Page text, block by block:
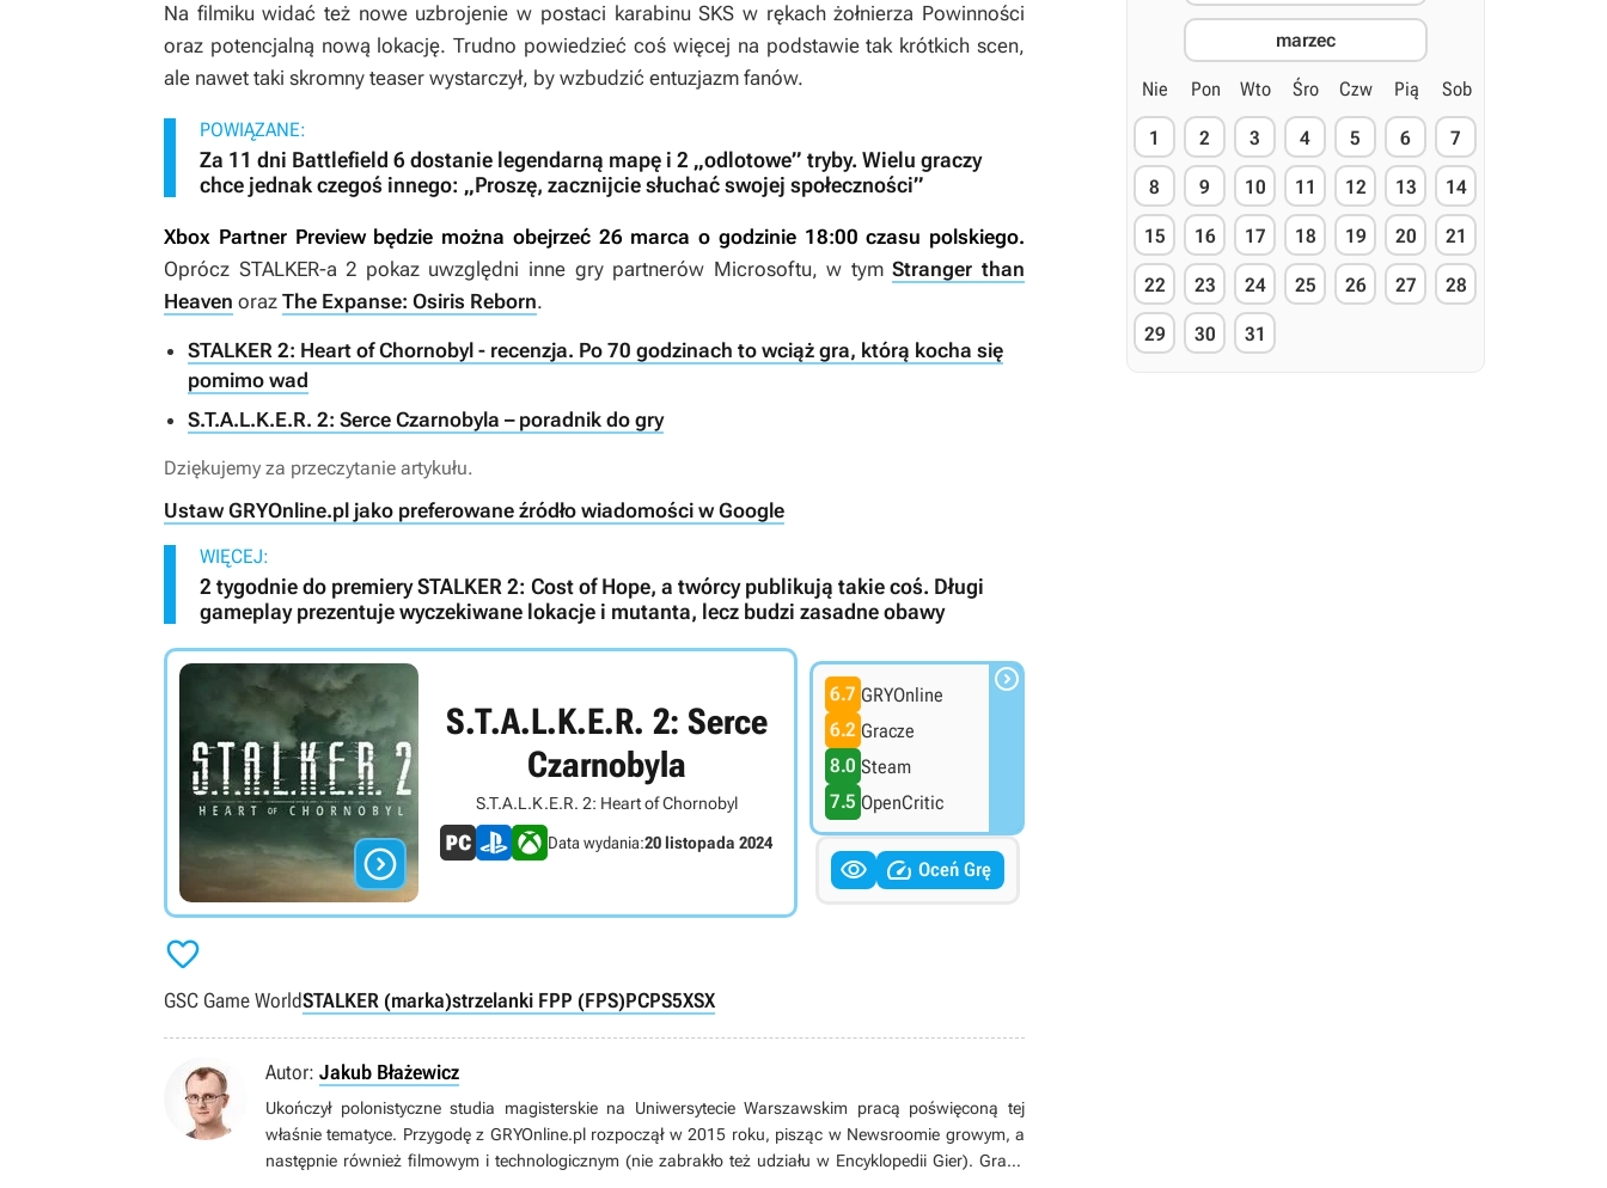
Na filmiku widać też nowe uzbrojenie w postaci karabinu SKS w rękach żołnierza Powinności
oraz potencjalną nową lokację. Trudno powiedzieć coś więcej na podstawie tak krótkich scen,
ale nawet taki skromny teaser wystarczył, by wzbudzić entuzjazm fanów.
POWIĄZANE:
Za 11 dni Battlefield 6 dostanie legendarną mapę i 2 „odlotowe” tryby. Wielu graczy
chce jednak czegoś innego: „Proszę, zacznijcie słuchać swojej społeczności”
Xbox Partner Preview będzie można obejrzeć 26 marca o godzinie 18:00 czasu polskiego.
Oprócz STALKER-a 2 pokaz uwzględni inne gry partnerów Microsoftu, w tymStranger than
Heaven oraz The Expanse: Osiris Reborn.
STALKER 2: Heart of Chornobyl - recenzja. Po 70 godzinach to wciąż gra, którą kocha się
pomimo wad
S.T.A.L.K.E.R. 2: Serce Czarnobyla – poradnik do gry
Dziękujemy za przeczytanie artykułu.
Ustaw GRYOnline.pl jako preferowane źródło wiadomości w Google
WIĘCEJ:
2 tygodnie do premiery STALKER 2: Cost of Hope, a twórcy publikują takie coś. Długi
gameplay prezentuje wyczekiwane lokacje i mutanta, lecz budzi zasadne obawy

S.T.A.L.K.E.R. 2: Serce
Czarnobyla
S.T.A.L.K.E.R. 2: Heart of Chornobyl
Data wydania:20 listopada 2024
6.7 GRYOnline
6.2 Gracze
8.0 Steam
7.5 OpenCritic

  Oceń Grę

GSC Game WorldSTALKER (marka)strzelanki FPP (FPS)PCPS5XSX
Autor: Jakub Błażewicz
Ukończył polonistyczne studia magisterskie na Uniwersytecie Warszawskim pracą poświęconą tej
właśnie tematyce. Przygodę z GRYOnline.pl rozpoczął w 2015 roku, pisząc w Newsroomie growym, a
następnie również filmowym i technologicznym (nie zabrakło też udziału w Encyklopedii Gier). Grami
marzec
Nie Pon Wto Śro Czw Pią Sob
1 2 3 4 5 6 7
8 9 10 11 12 13 14
15 16 17 18 19 20 21
22 23 24 25 26 27 28
29 30 31